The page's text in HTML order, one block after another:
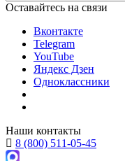
Оставайтесь на связи
Вконтакте
Telegram
YouTube
Яндекс Дзен
Одноклассники
Наши контакты
8 (800) 511-05-45